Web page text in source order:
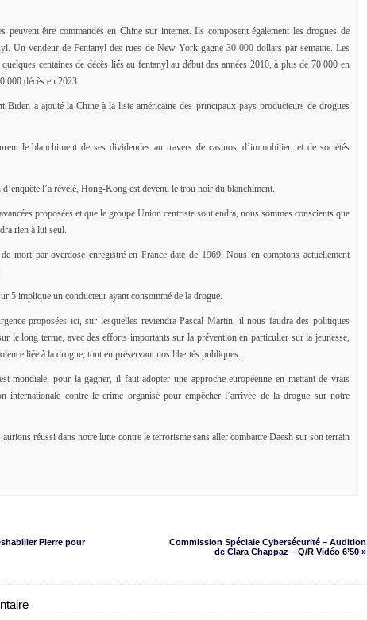
peuvent être commandés en Chine sur internet. Ils composent également les drogues de
Un vendeur de Fentanyl des rues de New York gagne 30 000 dollars par semaine. Les
centaines de décès liés au fentanyl au début des années 2010, à plus de 70 000 en
000 décès en 2023.
Biden a ajouté la Chine à la liste américaine des principaux pays producteurs de drogues
le blanchiment de ses dividendes au travers de casinos, d’immobilier, et de sociétés
l’a révélé, Hong-Kong est devenu le trou noir du blanchiment.
proposées et que le groupe Union centriste soutiendra, nous sommes conscients que
rien à lui seul.
mort par overdose enregistré en France date de 1969. Nous en comptons actuellement
5 implique un conducteur ayant consommé de la drogue.
proposées ici, sur lesquelles reviendra Pascal Martin, il nous faudra des politiques
le long terme, avec des efforts importants sur la prévention en particulier sur la jeunesse,
liée à la drogue, tout en préservant nos libertés publiques.
mondiale, pour la gagner, il faut adopter une approche européenne en mettant de vrais
internationale contre le crime organisé pour empêcher l’arrivée de la drogue sur notre
réussi dans notre lutte contre le terrorisme sans aller combattre Daesh sur son terrain
Pierre pour
Commission Spéciale Cybersécurité – Audition
de Clara Chappaz – Q/R Vidéo 6’50 »